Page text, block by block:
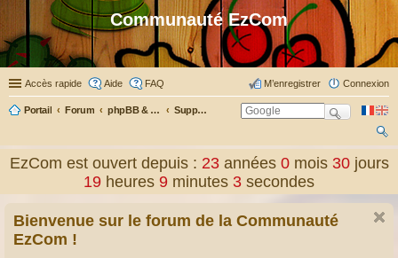
Communauté EzCom
Accès rapide Aide FAQ Connexion
M’enregistrer
Portail Forum phpBB & Co Support pour phpBB
ch
er
EzCom est ouvert depuis : 23 années0 mois30 jours
19 heures 9 minutes 5 secondes
Bienvenue sur le forum de la Communauté
EzCom !